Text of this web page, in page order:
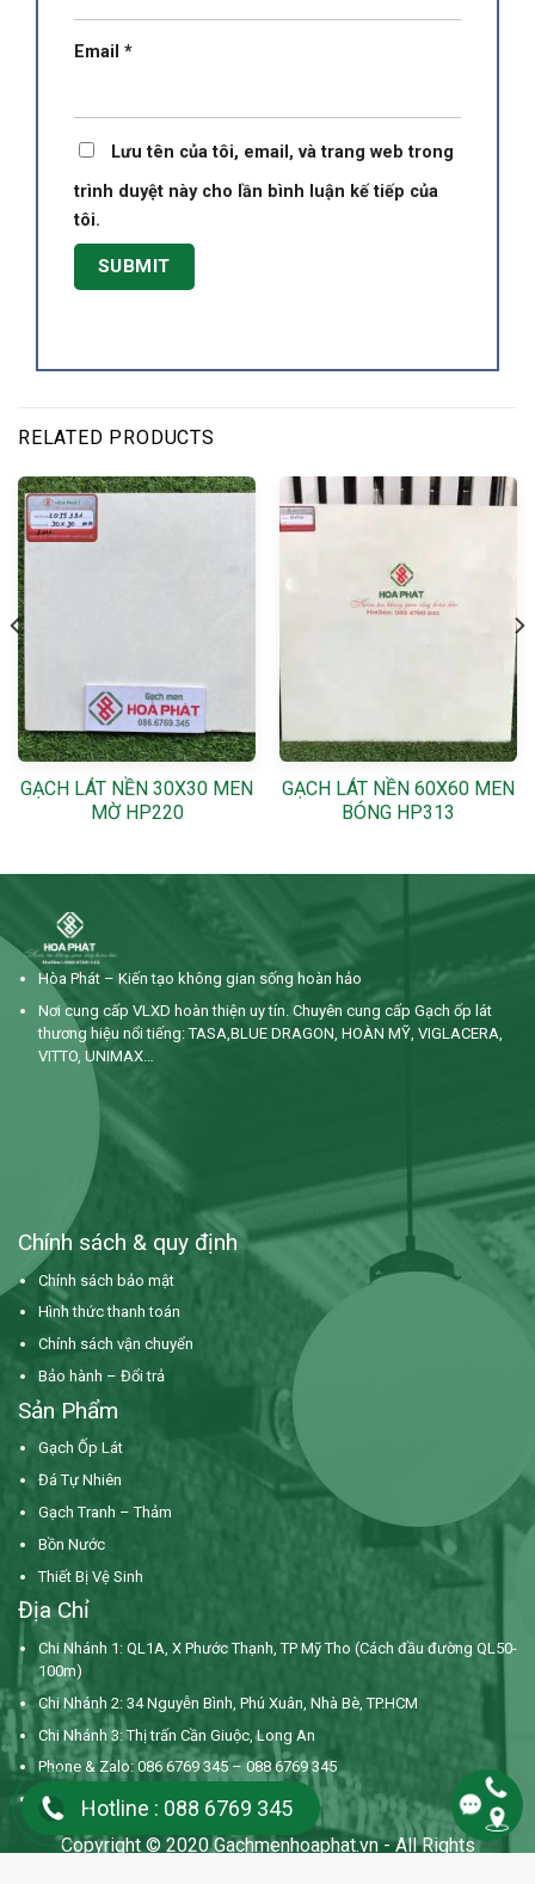
Email *
Lưu tên của tôi, email, và trang web trong
trình duyệt này cho lần bình luận kế tiếp của
tôi.
RELATED PRODUCTS
GẠCH LÁT NỀN 30X30 MEN
MỜ HP220
GẠCH LÁT NỀN 60X60 MEN
BÓNG HP313
Hotline : 088 6769 345
Hòa Phát – Kiến tạo không gian sống hoàn hảo
Nơi cung cấp VLXD hoàn thiện uy tín. Chuyên cung cấp Gạch ốp lát
thương hiệu nổi tiếng: TASA,BLUE DRAGON, HOÀN MỸ, VIGLACERA,
VITTO, UNIMAX…
Chính sách & quy định
Chính sách bảo mật
Hình thức thanh toán
Chính sách vận chuyển
Bảo hành – Đổi trả
Sản Phẩm
Gạch Ốp Lát
Đá Tự Nhiên
Gạch Tranh – Thảm
Bồn Nước
Thiết Bị Vệ Sinh
Địa Chỉ
Chi Nhánh 1: QL1A, X Phước Thạnh, TP Mỹ Tho (Cách đầu đường QL50-
100m)
Chi Nhánh 2: 34 Nguyễn Bình, Phú Xuân, Nhà Bè, TP.HCM
Chi Nhánh 3: Thị trấn Cần Giuộc, Long An
Phone & Zalo: 086 6769 345 – 088 6769 345
Mail:
gachmenhoaphattg@gmail.com
Copyright © 2020 Gachmenhoaphat.vn - All Rights